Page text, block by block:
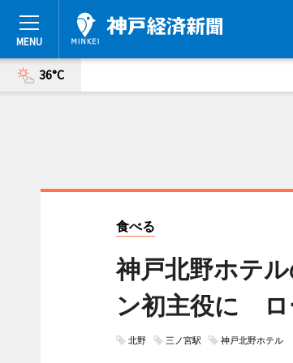
36°C
食べる
神戸北野ホテ
ン初主役に ロ
北野 三ノ宮駅 神戸北野ホテル